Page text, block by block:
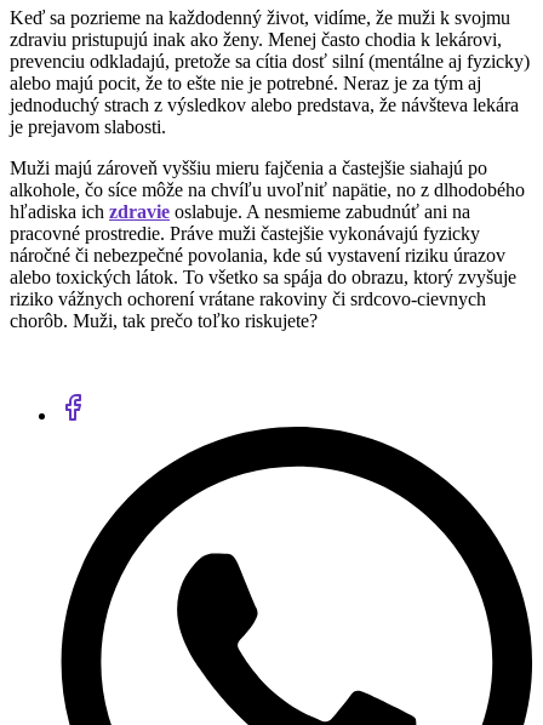
Keď sa pozrieme na každodenný život, vidíme, že muži k svojmu
zdraviu pristupujú inak ako ženy. Menej často chodia k lekárovi,
prevenciu odkladajú, pretože sa cítia dosť silní (mentálne aj fyzicky)
alebo majú pocit, že to ešte nie je potrebné. Neraz je za tým aj
jednoduchý strach z výsledkov alebo predstava, že návšteva lekára
je prejavom slabosti.
Muži majú zároveň vyššiu mieru fajčenia a častejšie siahajú po
alkohole, čo síce môže na chvíľu uvoľniť napätie, no z dlhodobého
hľadiska ich zdravie oslabuje. A nesmieme zabudnúť ani na
pracovné prostredie. Práve muži častejšie vykonávajú fyzicky
náročné či nebezpečné povolania, kde sú vystavení riziku úrazov
alebo toxických látok. To všetko sa spája do obrazu, ktorý zvyšuje
riziko vážnych ochorení vrátane rakoviny či srdcovo-cievnych
chorôb. Muži, tak prečo toľko riskujete?